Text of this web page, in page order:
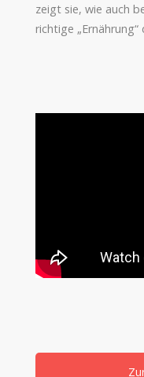
zeigt sie, wie auch
richtige